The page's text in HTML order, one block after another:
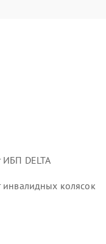
ИБП DELTA
инвалидных колясок